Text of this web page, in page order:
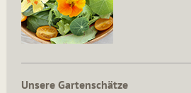
Unsere Gartenschätze